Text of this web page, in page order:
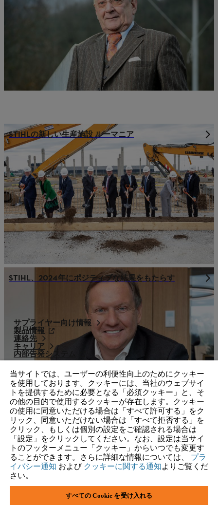
STIHLの新しい生産施設 ルーマニア
STIHL、2024年にポジティブな結果をもたらす
サプライヤー向け情報
製品情報
連絡先
キャリア
内部告発システム
個人情報保護方針 クッキー情報
当サイトでは、ユーザーの利便性向上のためにクッキー
を使用しております。クッキーには、当社のウェブサイ
トを提供するために必要となる「必須クッキー」と、そ
の他の目的で使用するクッキーが存在します。クッキー
の使用に同意いただける場合は「すべて許可する」をク
リック、同意いただけない場合は「すべて拒否する」を
クリック、もしくは個別の設定をご確認される場合は
「設定」をクリックしてください。なお、設定は当サイ
トのフッターメニュー「クッキー」からいつでも変更す
ることができます。さらに詳細な情報については、 プラ
イバシー通知 および クッキーに関する通知よりご覧くだ
さい。
すべての Cookie を受け入れる